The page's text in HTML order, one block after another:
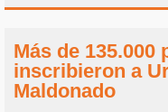
Más de 135.000
inscribieron a
Maldonado